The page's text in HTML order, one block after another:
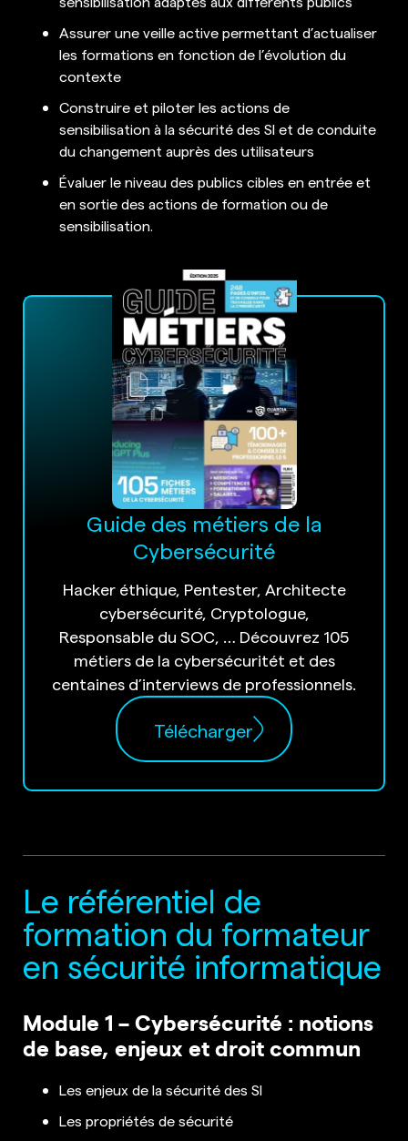
Assurer une veille active permettant d’actualiser
les formations en fonction de l’évolution du
contexte
Construire et piloter les actions de
sensibilisation à la sécurité des SI et de conduite
du changement auprès des utilisateurs
Évaluer le niveau des publics cibles en entrée et
en sortie des actions de formation ou de
sensibilisation.
Guide des métiers de la
Cybersécurité
Hacker éthique, Pentester, Architecte
cybersécurité, Cryptologue,
Responsable du SOC, … Découvrez 105
métiers de la cybersécuritét et des
centaines d’interviews de professionnels.
Télécharger
Le référentiel de
formation du formateur
en sécurité informatique
Module 1 – Cybersécurité : notions
de base, enjeux et droit commun
Les enjeux de la sécurité des SI
Les propriétés de sécurité